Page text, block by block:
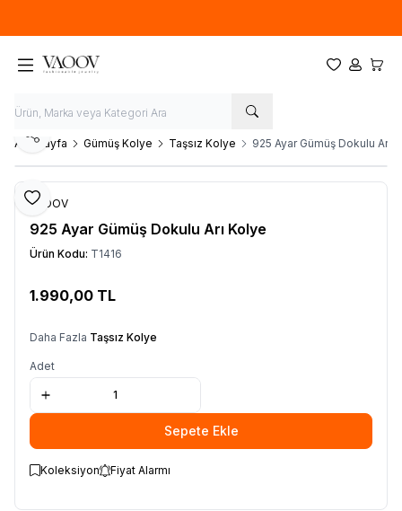
Favorilerim
Hesabım
Ana Sayfa Gümüş Kolye Taşsız Kolye 925 Ayar Gümüş Dokulu Arı
Favoriye Ekle
Paylaş
VAOOV
925 Ayar Gümüş Dokulu Arı Kolye
Ürün Kodu: T1416
1.990,00 TL
Daha Fazla Taşsız Kolye
Adet
Sepete Ekle
Koleksiyon Fiyat Alarmı